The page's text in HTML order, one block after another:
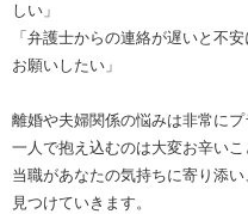
しい」
「弁護士からの連絡が遅いと不
お願いしたい」
離婚や夫婦関係の悩みは非常に
一人で抱え込むのは大変お辛いこ
当職があなたの気持ちに寄り添
見つけていきます。